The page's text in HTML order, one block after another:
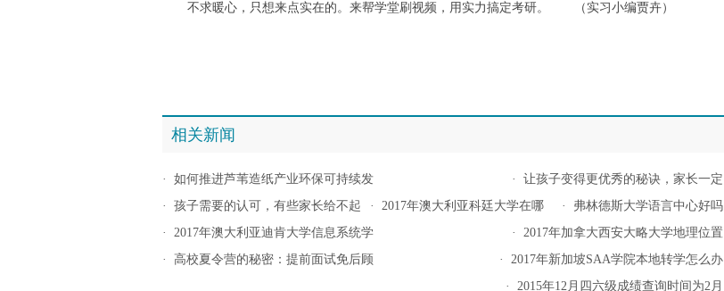
不求暖心，只想来点实在的。来帮学堂刷视频，用实力搞定考研。 （实习小编贾卉）
相关新闻
· 如何推进芦苇造纸产业环保可持续发 · 让孩子变得更优秀的秘诀，家长一定
· 孩子需要的认可，有些家长给不起 · 弗林德斯大学语言中心好吗
· 2017年澳大利亚科廷大学在哪
· 2017年加拿大西安大略大学地理位置
· 2017年澳大利亚迪肯大学信息系统学
· 2017年新加坡SAA学院本地转学怎么办
· 高校夏令营的秘密：提前面试免后顾
· 2015年12月四六级成绩查询时间为2月